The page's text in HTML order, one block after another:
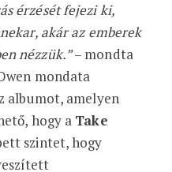
érzését fejezi ki,
akár az emberek
nézzük.”– mondta
mondata
albumot, amelyen
hogy a Take
szintet, hogy